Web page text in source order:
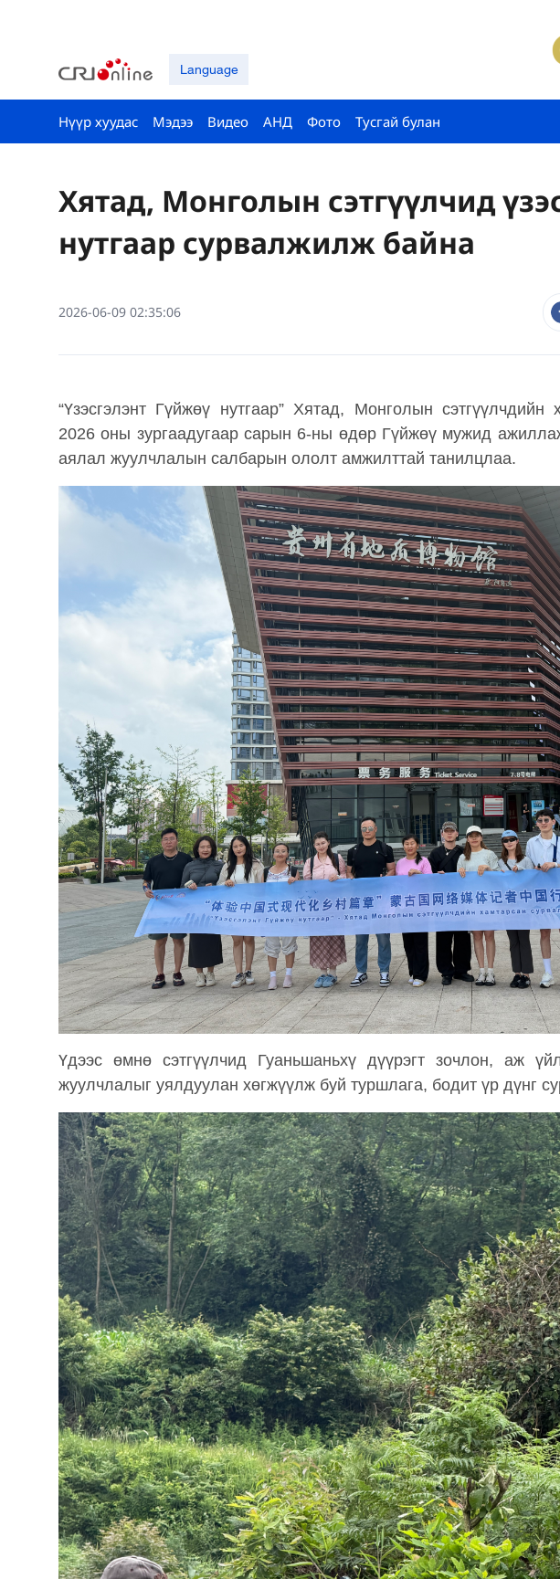
Language
Нүүр хуудас Мэдээ Видео АНД Фото Тусгай булан
Хятад, Монголын сэтгүүлчид
нутгаар сурвалжилж байна
2026-06-09 02:35:06
“Үзэсгэлэнт Гүйжөү нутгаар” Хятад, Монголын сэтгүүлчдийн
2026 оны зургаадугаар сарын 6-ны өдөр Гүйжөү мужид
аялал жуулчлалын салбарын ололт амжилттай танилцлаа.
Үдээс өмнө сэтгүүлчид Гуаньшаньхү дүүрэгт зочлон, аж
жуулчлалыг уялдуулан хөгжүүлж буй туршлага, бодит үр дүнг